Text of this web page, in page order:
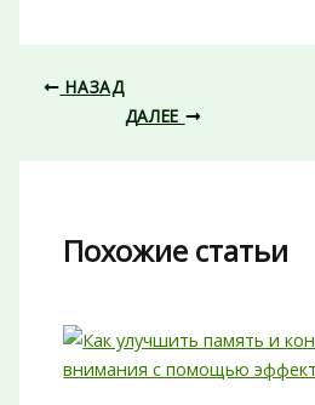
НАЗАД
ДАЛЕЕ
Похожие статьи